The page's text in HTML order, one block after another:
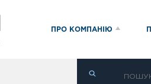
ПРО КОМПАНІЮ